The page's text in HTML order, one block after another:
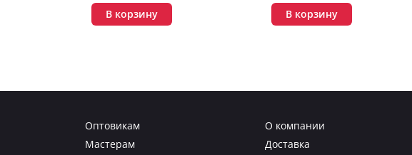
В корзину В корзину
Оптовикам
Мастерам
О компании
Доставка